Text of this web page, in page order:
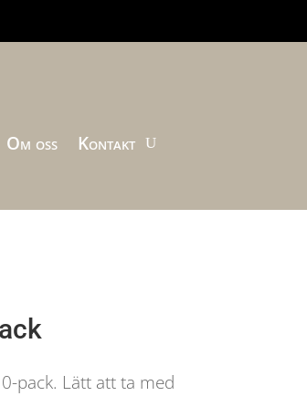
Om oss Kontakt
pack. Lätt att ta med